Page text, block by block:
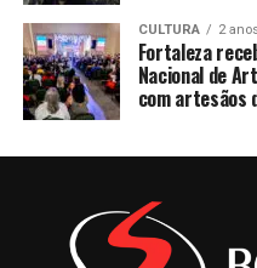
CULTURA 2
Fortaleza
Nacional de
com artesãos